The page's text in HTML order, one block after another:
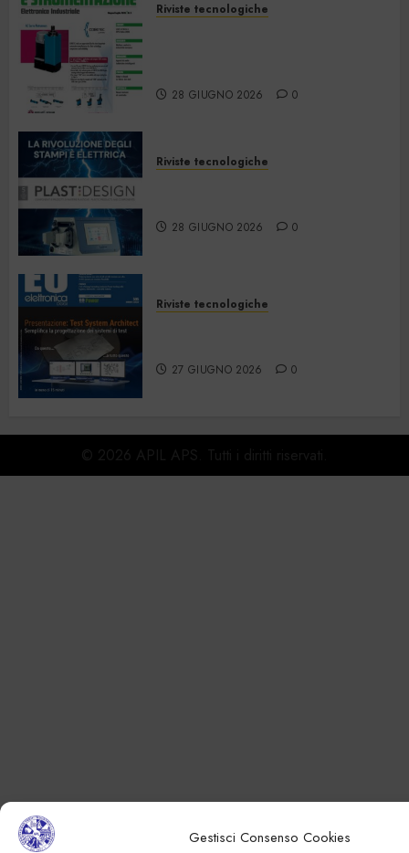
Gestisci Consenso Cookies
Riviste tecnologiche
28 GIUGNO 2026 0
Riviste tecnologiche
28 GIUGNO 2026 0
Riviste tecnologiche
27 GIUGNO 2026 0